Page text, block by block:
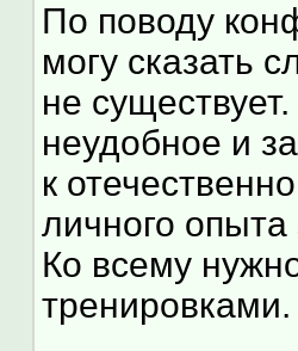
По поводу
могу сказать
не
неудобное и
к
личного
Ко всему
тренировками.